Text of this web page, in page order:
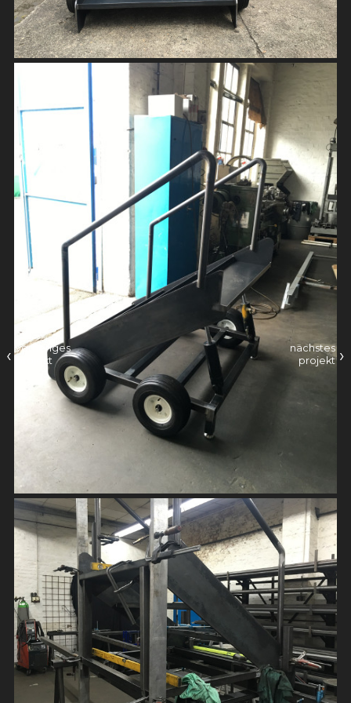
‹ vorheriges
projekt
nächstes
projekt ›